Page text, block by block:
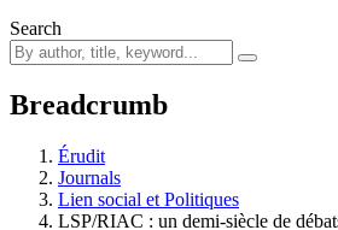
Search
Breadcrumb
Érudit
Journals
Lien social et Politiques
LSP/RIAC : un demi-siècle de